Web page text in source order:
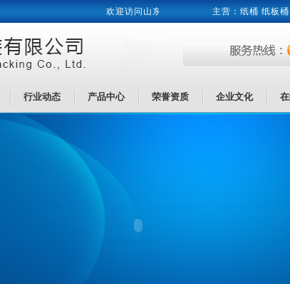
欢迎访问山东新华包装有限公司网站！
主营： 纸桶 纸板
行业动态
行业动态
产品中心 荣誉资质
荣誉资质
企业文化
企业文化